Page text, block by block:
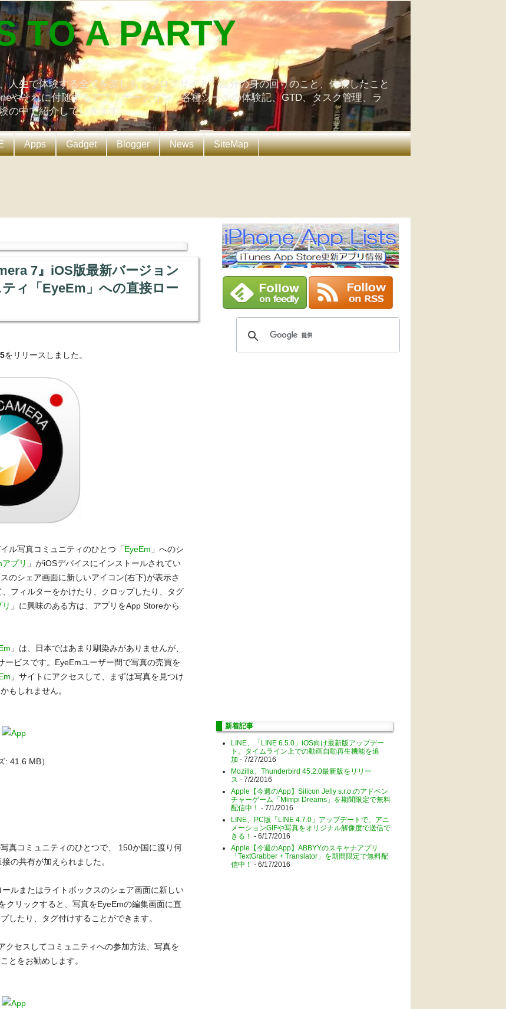
TO A PARTY
生で体験する全てを楽しもうブログサイト。自分の身の回りのこと、体験したこと
やそれに付随するアプリケーション、各種ツールの体験記、GTD、タスク管理、ラ
の中で紹介していきます。
Apps Gadget Blogger News SiteMap
7』iOS版最新バージョン
ィ「EyeEm」への直接ロー
をリリースしました。
ル写真コミュニティのひとつ「EyeEm 」へのシ
プリ 」がiOSデバイスにインストールされてい
のシェア画面に新しいアイコン(右下)が表示さ
フィルターをかけたり、クロップしたり、タグ
」に興味のある方は、アプリをApp Storeから
」は、日本ではあまり馴染みがありませんが、
ービスです。EyeEmユーザー間で写真の売買を
」サイトにアクセスして、まずは写真を見つけ
もしれません。
41.6 MB）
真コミュニティのひとつで、 150か国に渡り何
の共有が加えられました。
ルまたはライトボックスのシェア画面に新しい
クリックすると、写真をEyeEmの編集画面に直
したり、タグ付けすることができます。
クセスしてコミュニティへの参加方法、写真を
とをお勧めします。
新着記事
LINE、「LINE 6.5.0」iOS向け最新版アップデー
ト。タイムライン上での動画自動再生機能を追
加 - 7/27/2016
Mozilla、Thunderbird 45.2.0最新版をリリー
ス - 7/2/2016
Apple【今週のApp】Silicon Jelly s.r.o.のアドベン
チャーゲーム「Mimpi Dreams」を期間限定で無料
配信中！ - 7/1/2016
LINE、PC版「LINE 4.7.0」アップデートで、アニ
メーションGIFや写真をオリジナル解像度で送信で
きる！ - 6/17/2016
Apple【今週のApp】ABBYYのスキャナアプリ
「TextGrabber + Translator」を期間限定で無料配
信中！ - 6/17/2016